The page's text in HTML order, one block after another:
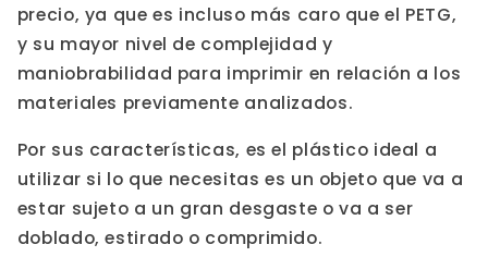
precio, ya que es incluso más caro que el PETG,
y su mayor nivel de complejidad y
maniobrabilidad para imprimir en relación a los
materiales previamente analizados.
Por sus características, es el plástico ideal a
utilizar si lo que necesitas es un objeto que va a
estar sujeto a un gran desgaste o va a ser
doblado, estirado o comprimido.